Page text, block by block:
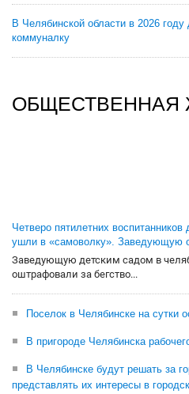
В Челябинской области в 2026
коммуналку
ОБЩЕСТВЕННАЯ
Четверо пятилетних
ушли в «самоволку». Заведующую
Заведующую детским садом в
оштрафовали за бегство...
Поселок в Челябинске на сутки
В пригороде Челябинска
В Челябинске будут решать за
представлять их интересы в